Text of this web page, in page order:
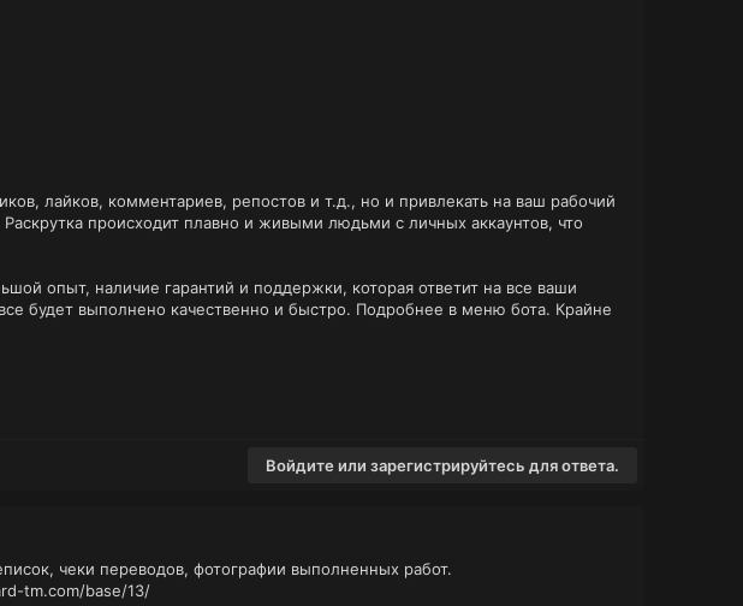
лайков, комментариев, репостов и т.д., но и привлекать на ваш рабочий
происходит плавно и живыми людьми с личных аккаунтов, что
опыт, наличие гарантий и поддержки, которая ответит на все ваши
будет выполнено качественно и быстро. Подробнее в меню бота. Крайне
Войдите или зарегистрируйтесь для ответа.
чеки переводов, фотографии выполненных работ.
tm.com/base/13/